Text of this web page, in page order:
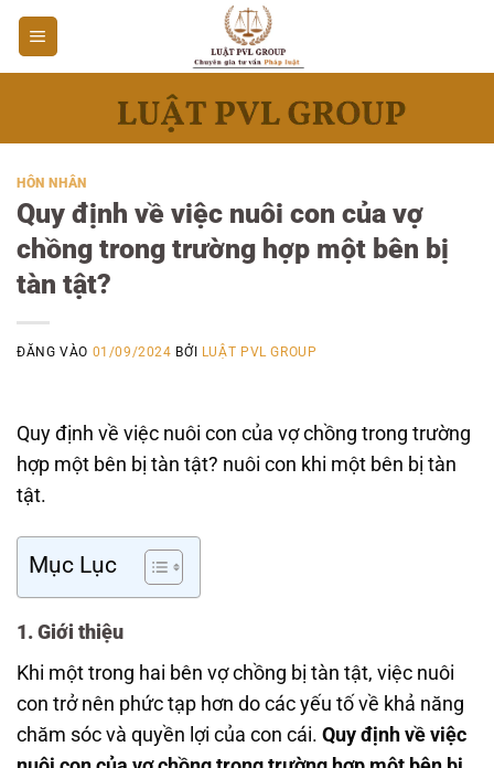
Bỏ
qua
nội
HÔN NHÂN
Quy định về việc nuôi con của vợ
chồng trong trường hợp một bên bị
tàn tật?
ĐĂNG VÀO 01/09/2024 BỞI LUẬT PVL GROUP
Quy định về việc nuôi con của vợ chồng trong trường
hợp một bên bị tàn tật? nuôi con khi một bên bị tàn
tật.
Mục Lục
1. Giới thiệu
Khi một trong hai bên vợ chồng bị tàn tật, việc nuôi
con trở nên phức tạp hơn do các yếu tố về khả năng
chăm sóc và quyền lợi của con cái. Quy định về việc